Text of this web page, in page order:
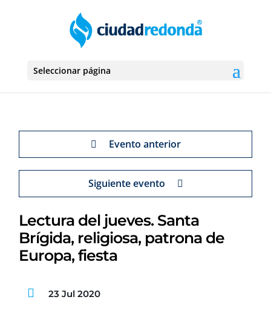
Seleccionar página
Evento anterior
Siguiente evento
Lectura del jueves. Santa
Brígida, religiosa, patrona de
Europa, fiesta
23 Jul 2020